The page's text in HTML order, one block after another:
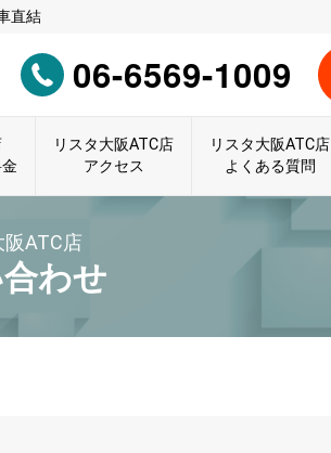
直結
06-6569-1009
リスタ大阪ATC店
アクセス
リスタ大阪ATC店
よくある質問
阪ATC店
わせ